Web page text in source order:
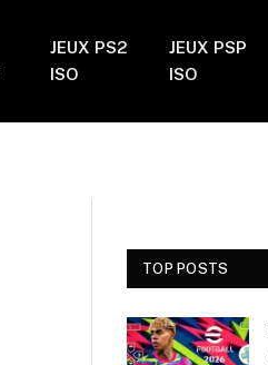
JEUX PS2
ISO
JEUX PSP
ISO
TOP POSTS